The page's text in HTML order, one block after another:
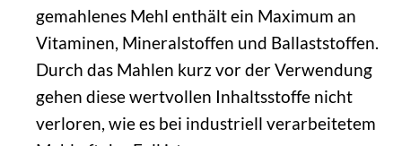
gemahlenes Mehl enthält ein Maximum an
Vitaminen, Mineralstoffen und Ballaststoffen.
Durch das Mahlen kurz vor der Verwendung
gehen diese wertvollen Inhaltsstoffe nicht
verloren, wie es bei industriell verarbeitetem